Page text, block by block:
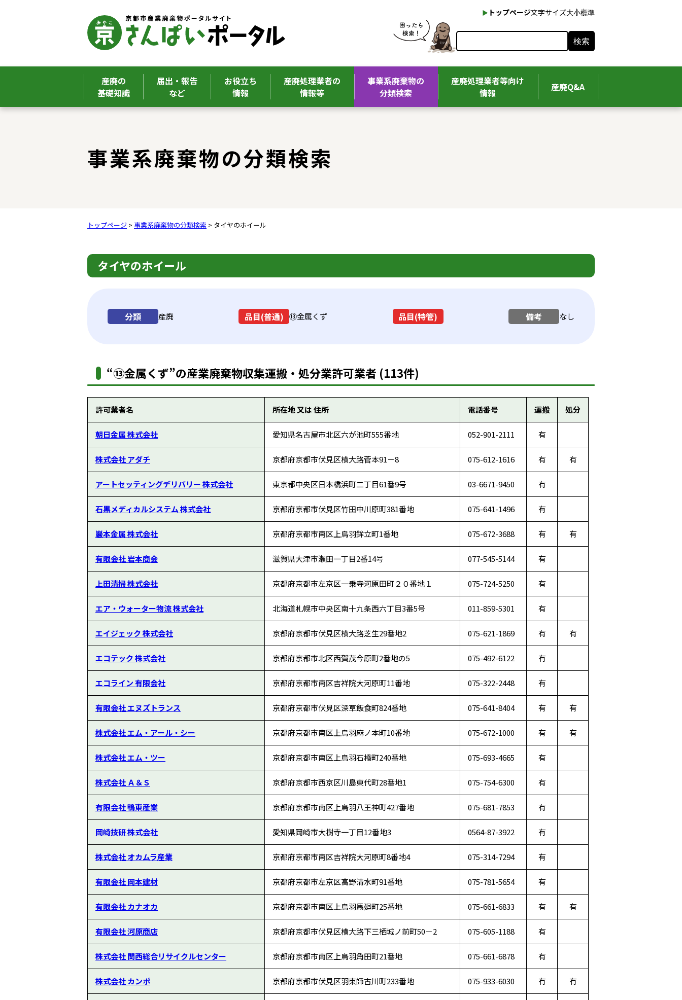
本文へ
トップページ文字サイズ大小標準
検索
産廃の
基礎知識
届出・報告
など
お役立ち
情報
産廃処理業者の
情報等
事業系廃棄物の
分類検索
産廃処理業者等向け
情報
産廃Q&A
事業系廃棄物の分類検索
トップページ > 事業系廃棄物の分類検索 > タイヤのホイール
タイヤのホイール
分類 産廃 品目(普通) ⑬金属くず 品目(特管) 備考 なし
“⑬金属くず”の産業廃棄物収集運搬・処分業許可業者 (113件)
許可業者名 所在地 又は 住所 電話番号 運搬 処分
朝日金属 株式会社 愛知県名古屋市北区六が池町555番地 052-901-2111 有
株式会社 アダチ 京都府京都市伏見区横大路菅本91－8 075-612-1616 有 有
アートセッティングデリバリー 株式会社 東京都中央区日本橋浜町二丁目61番9号 03-6671-9450 有
石黒メディカルシステム 株式会社 京都府京都市伏見区竹田中川原町381番地 075-641-1496 有
巖本金属 株式会社 京都府京都市南区上鳥羽鉾立町1番地 075-672-3688 有 有
有限会社 岩本商会 滋賀県大津市瀬田一丁目2番14号 077-545-5144 有
上田清掃 株式会社 京都府京都市左京区一乗寺河原田町２０番地１ 075-724-5250 有
エア・ウォーター物流 株式会社 北海道札幌市中央区南十九条西六丁目3番5号 011-859-5301 有
エイジェック 株式会社 京都府京都市伏見区横大路芝生29番地2 075-621-1869 有 有
エコテック 株式会社 京都府京都市北区西賀茂今原町2番地の5 075-492-6122 有
エコライン 有限会社 京都府京都市南区吉祥院大河原町11番地 075-322-2448 有
有限会社 エヌズトランス 京都府京都市伏見区深草飯食町824番地 075-641-8404 有 有
株式会社 エム・アール・シー 京都府京都市南区上鳥羽麻ノ本町10番地 075-672-1000 有 有
株式会社 エム・ツー 京都府京都市南区上鳥羽石橋町240番地 075-693-4665 有
株式会社 Ａ＆Ｓ 京都府京都市西京区川島東代町28番地1 075-754-6300 有
有限会社 鴨東産業 京都府京都市南区上鳥羽八王神町427番地 075-681-7853 有
岡崎技研 株式会社 愛知県岡崎市大樹寺一丁目12番地3 0564-87-3922 有
株式会社 オカムラ産業 京都府京都市南区吉祥院大河原町8番地4 075-314-7294 有
有限会社 岡本建材 京都府京都市左京区高野清水町91番地 075-781-5654 有
有限会社 カナオカ 京都府京都市南区上鳥羽馬廻町25番地 075-661-6833 有 有
有限会社 河原商店 京都府京都市伏見区横大路下三栖城ノ前町50－2 075-605-1188 有
株式会社 関西総合リサイクルセンター 京都府京都市南区上鳥羽角田町21番地 075-661-6878 有
株式会社 カンポ 京都府京都市伏見区羽束師古川町233番地 075-933-6030 有 有